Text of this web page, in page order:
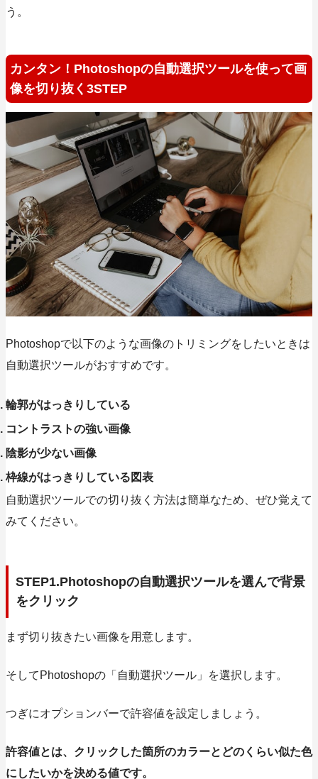
う。
カンタン！Photoshopの自動選択ツールを使って画
像を切り抜く3STEP
Photoshopで以下のような画像のトリミングをしたいときは
自動選択ツールがおすすめです。
輪郭がはっきりしている
コントラストの強い画像
陰影が少ない画像
枠線がはっきりしている図表
自動選択ツールでの切り抜く方法は簡単なため、ぜひ覚えて
みてください。
STEP1.Photoshopの自動選択ツールを選んで背景
をクリック
まず切り抜きたい画像を用意します。
そしてPhotoshopの 「自動選択ツール」 を選択します。
つぎにオプションバーで許容値を設定しましょう。
許容値とは、クリックした箇所のカラーとどのくらい似た色
にしたいかを決める値です。